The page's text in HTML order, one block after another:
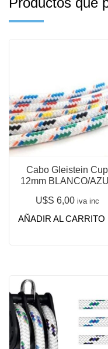
Cabo Gleistein Cup
12mm BLANCO/
U$S 6,00 iva inc
AÑADIR AL CARRITO